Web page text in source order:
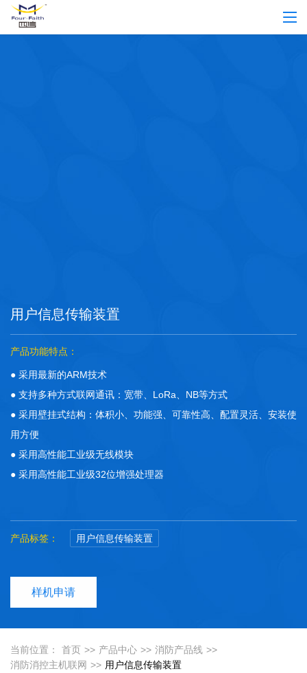
用户信息传输装置
产品功能特点：
● 采用最新的ARM技术
● 支持多种方式联网通讯：宽带、LoRa、NB等方式
● 采用壁挂式结构：体积小、功能强、可靠性高、配置灵活、安装使
用方便
● 采用高性能工业级无线模块
● 采用高性能工业级32位增强处理器
产品标签： 用户信息传输装置
样机申请
当前位置： 首页 >> 产品中心 >> 消防产品线 >>
消防消控主机联网 >> 用户信息传输装置